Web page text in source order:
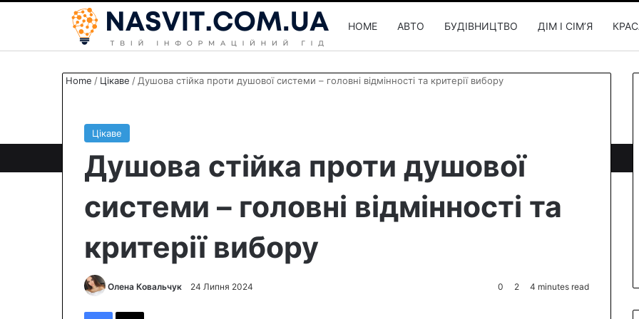
HOME АВТО БУДІВНИЦТВО ДІМ І СІМʼЯ
Home / Цікаве / Душова стійка проти душової системи – головні відмінності та критерії вибору
Цікаве
Душова стійка проти душової
системи – головні відмінності та
критерії вибору
Олена Ковальчук 24 Липня 2024 0 2 4 minutes read
Facebook